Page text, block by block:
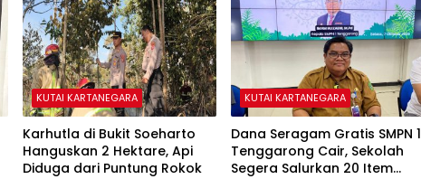
KUTAI KARTANEGARA
Karhutla di Bukit Soeharto
Hanguskan 2 Hektare, Api
Diduga dari Puntung Rokok
KUTAI KARTANEGARA
Dana Seragam Gratis SMPN 1
Tenggarong Cair, Sekolah
Segera Salurkan 20 Item